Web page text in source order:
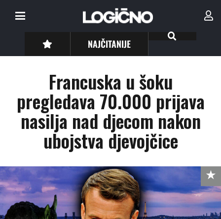
NAJČITANIJE
Francuska u šoku
pregledava 70.000 prijava
nasilja nad djecom nakon
ubojstva djevojčice